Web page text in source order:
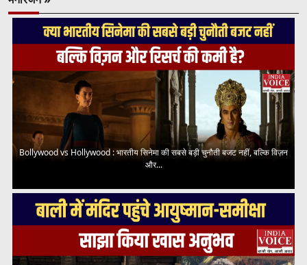
Bollywood vs Hollywood : भारतीय सिनेमा की सबसे बड़ी चुनौती बजट नहीं, बल्कि विज़न
और...